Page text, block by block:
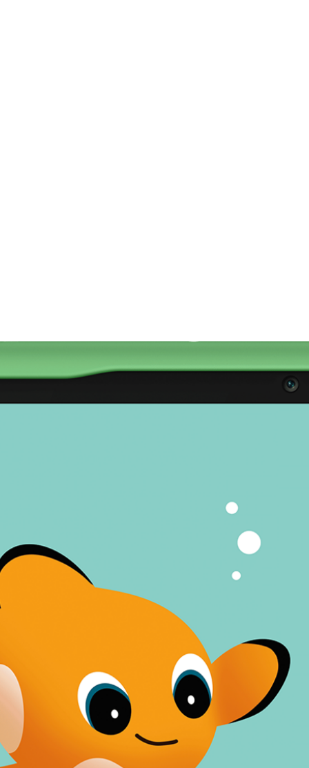
المريحة للعين
ألوانًا زاهية على شاشة كاملة، مما
يجعل كل رسم متحرك يجبه أطفالك ينبض بالحياة.
وبفضل شهادتي الضوء الأزرق المنخفض والخلو من
الوميض المعتمدتين من
والسطوع الذي يتغير في الوقت الفعلي ليتوافق مع
ظروف الإضاءة المحيطة، ستكون الشاشة مريحة
للعينين بكل تأكيد، من غرفة اللعب إلى غرفة النوم،
وما دون ذلك.